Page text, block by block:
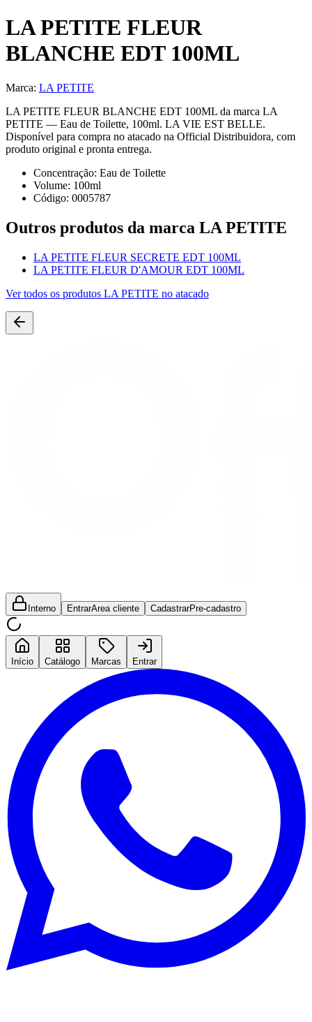
LA PETITE FLEUR
BLANCHE EDT 100ML
Marca: LA PETITE
LA PETITE FLEUR BLANCHE EDT 100ML da marca LA
PETITE — Eau de Toilette, 100ml. LA VIE EST BELLE.
Disponível para compra no atacado na Official Distribuidora, com
produto original e pronta entrega.
Concentração: Eau de Toilette
Volume: 100ml
Código: 0005787
Outros produtos da marca LA PETITE
LA PETITE FLEUR SECRETE EDT 100ML
LA PETITE FLEUR D'AMOUR EDT 100ML
Ver todos os produtos LA PETITE no atacado
Interno EntrarArea cliente CadastrarPre-cadastro
Início Catálogo Marcas Entrar